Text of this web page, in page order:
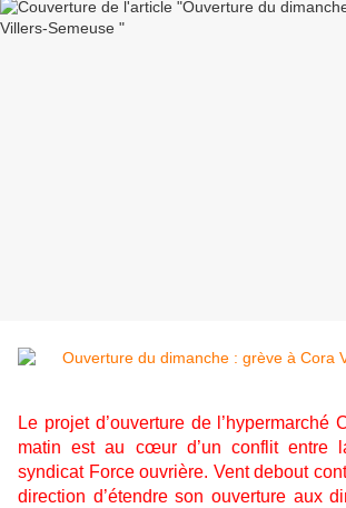
Le projet d’ouverture de l’hypermarché
matin est au cœur d’un conflit entre
syndicat Force ouvrière. Vent debout
direction d’étendre son ouverture aux